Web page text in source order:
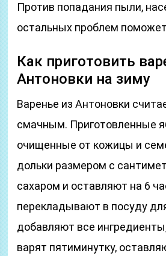
Против попадания пыли,
остальных проблем
Как приготовить
Антоновки на зиму
Варенье из Антоновки
смачным. Приготовленные
очищенные от кожицы и
дольки размером с
сахаром и оставляют на 6
перекладывают в посуду
добавляют все
варят пятиминутку,